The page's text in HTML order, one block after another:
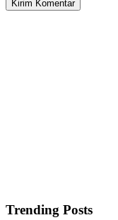
Trending Posts